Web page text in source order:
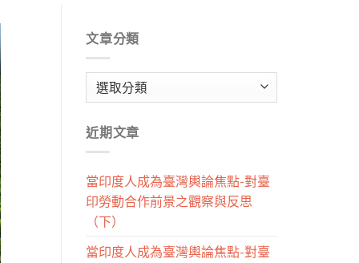
文章分類
章
類
近期文章
當印度人成為臺灣輿論焦點-對臺
印勞動合作前景之觀察與反思
（下）
當印度人成為臺灣輿論焦點-對臺